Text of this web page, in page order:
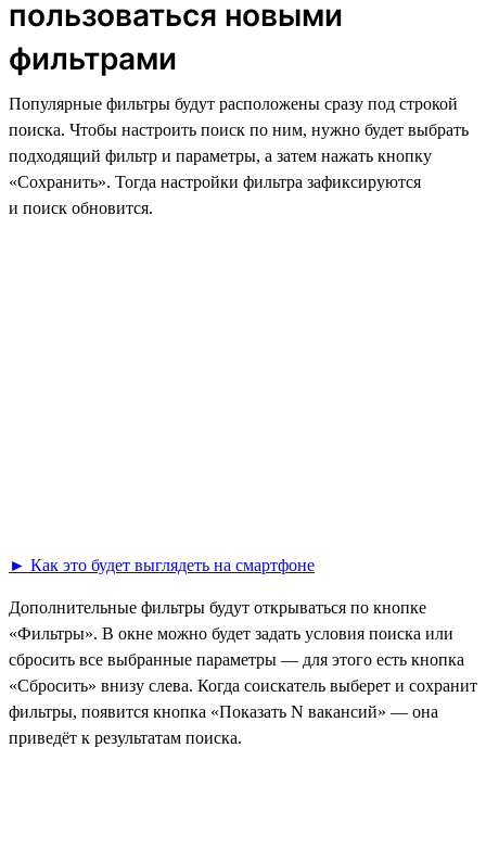
пользоваться новыми
фильтрами
Популярные фильтры будут расположены сразу под строкой
поиска. Чтобы настроить поиск по ним, нужно будет выбрать
подходящий фильтр и параметры, а затем нажать кнопку
«Сохранить». Тогда настройки фильтра зафиксируются
и поиск обновится.
► Как это будет выглядеть на смартфоне
Дополнительные фильтры будут открываться по кнопке
«Фильтры». В окне можно будет задать условия поиска или
сбросить все выбранные параметры — для этого есть кнопка
«Сбросить» внизу слева. Когда соискатель выберет и сохранит
фильтры, появится кнопка «Показать N вакансий» — она
приведёт к результатам поиска.